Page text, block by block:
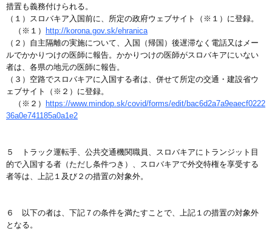
措置も義務付けられる。
（１）スロバキア入国前に、所定の政府ウェブサイト（※１）に登録。
（※１）
http://korona.gov.sk/ehranica
（２）自主隔離の実施について、入国（帰国）後遅滞なく電話又はメー
ルでかかりつけの医師に報告。かかりつけの医師がスロバキアにいない
者は、各県の地元の医師に報告。
（３）空路でスロバキアに入国する者は、併せて所定の交通・建設省ウ
ェブサイト（※２）に登録。
（※２）
https://www.mindop.sk/covid/forms/edit/bac6d2a7a9eaecf0222
36a0e741185a0a1e2
５ トラック運転手、公共交通機関職員、スロバキアにトランジット目
的で入国する者（ただし条件つき）、スロバキアで外交特権を享受する
者等は、上記１及び２の措置の対象外。
６ 以下の者は、下記７の条件を満たすことで、上記１の措置の対象外
となる。